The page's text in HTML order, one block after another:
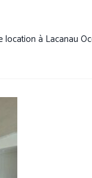
location à Lacanau